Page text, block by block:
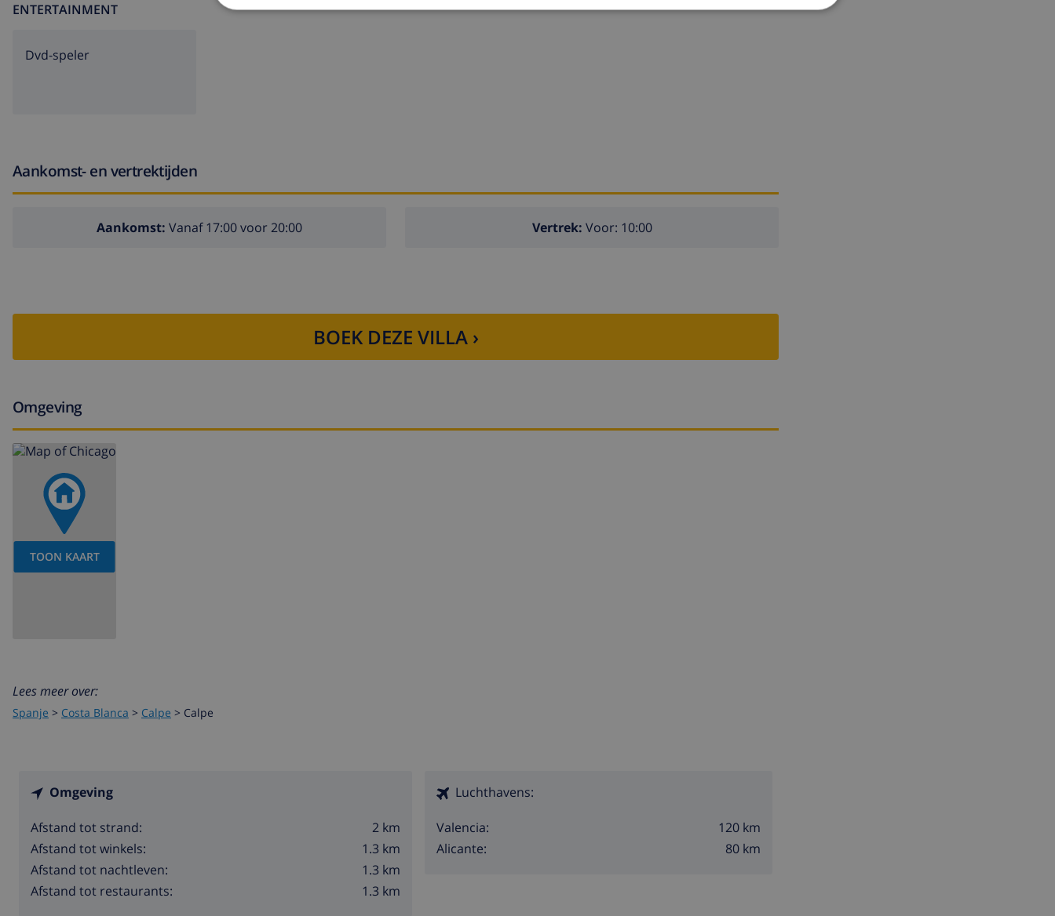
ENTERTAINMENT
dvd-speler
Aankomst- en vertrektijden
Aankomst: Vanaf 17:00 voor 20:00 Vertrek: Voor: 10:00
BOEK DEZE VILLA ›
Omgeving
TOON KAART
Lees meer over:
Spanje > Costa Blanca > Calpe > Calpe
Omgeving
Afstand tot strand:
2 km
Afstand tot winkels:
1.3 km
Afstand tot nachtleven:
1.3 km
Afstand tot restaurants:
1.3 km
Luchthavens:
Valencia:
120 km
Alicante:
80 km